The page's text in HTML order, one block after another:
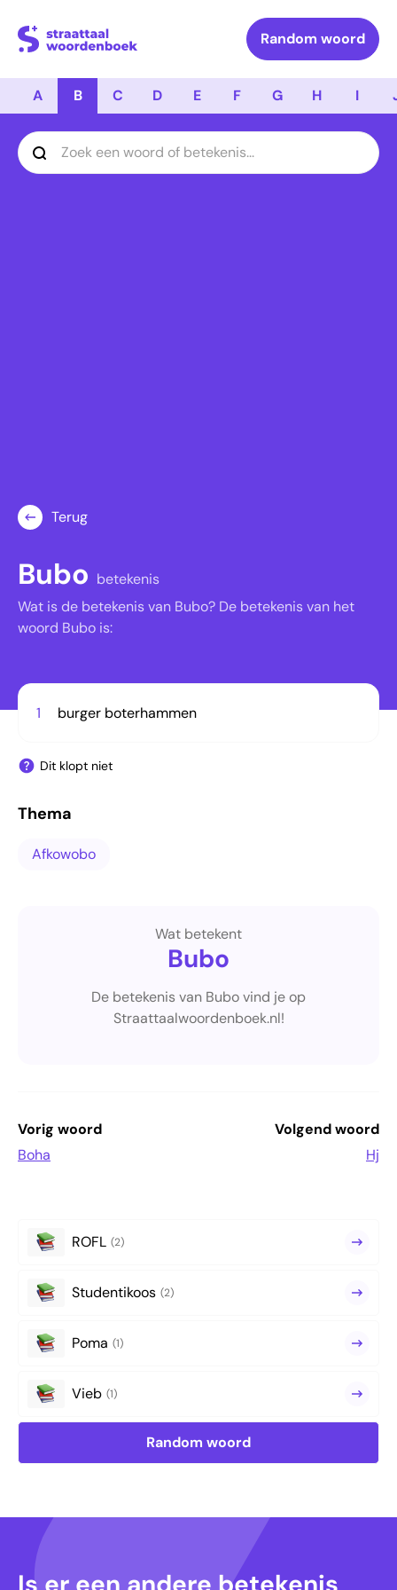
Logo Straattaal Woordenboek
Random woord
A B C D E F G H I
Terug
Bubo betekenis
Wat is de betekenis van Bubo? De betekenis van het
woord Bubo is:
1 burger boterhammen
Dit klopt niet
Thema
Afkowobo
Wat betekent
Bubo
De betekenis van Bubo vind je op
Straattaalwoordenboek.nl!
Vorig woord
Boha
Volgend woord
Hj
ROFL (2)
Studentikoos (2)
Poma (1)
Vieb (1)
Random woord